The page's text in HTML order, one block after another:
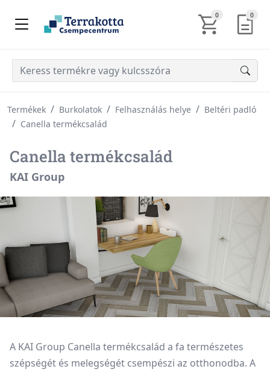
0KOSÁR 0
Termékek Burkolatok Felhasználás helye
Beltéri padló
Canella termékcsalád
A KAI Group Canella termékcsalád a fa természetes
szépségét és melegségét csempészi az otthonodba. A
Canella termékcsalád
KAI Group